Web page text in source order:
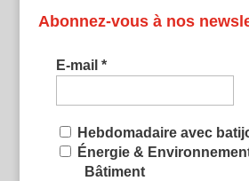
Abonnez-vous à nos
E-mail *
Hebdomadaire avec
Énergie &
Bâtiment